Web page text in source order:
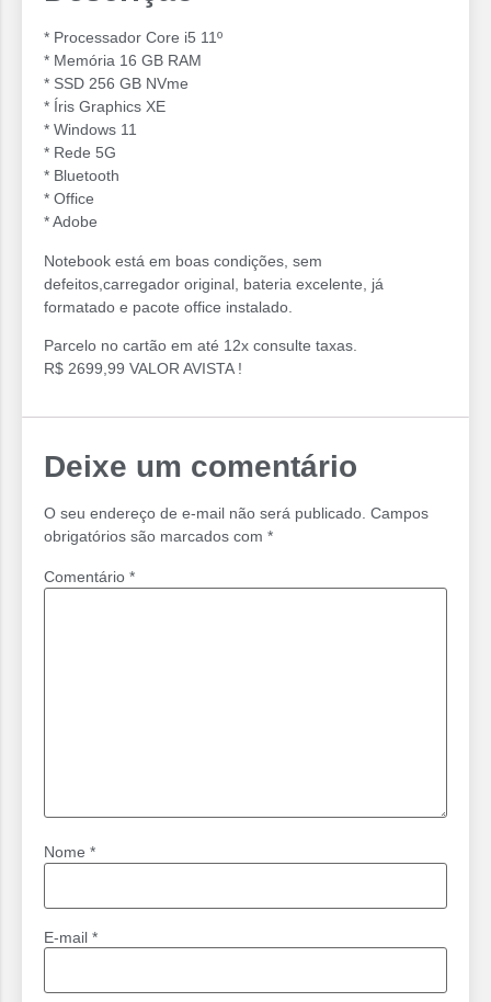
* Processador Core i5 11º
* Memória 16 GB RAM
* SSD 256 GB NVme
* ⁠Íris Graphics XE
* Windows 11
* Rede 5G
* Bluetooth
* Office
* Adobe
Notebook está em boas condições, sem
defeitos,carregador original, bateria excelente, já
formatado e pacote office instalado.
Parcelo no cartão em até 12x consulte taxas.
R$ 2699,99 VALOR AVISTA !
Deixe um comentário
O seu endereço de e-mail não será publicado. Campos
obrigatórios são marcados com *
Comentário *
Nome *
E-mail *